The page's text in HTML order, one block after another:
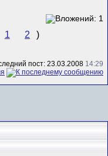
1 2 )
пост: 23.03.2008 14:29